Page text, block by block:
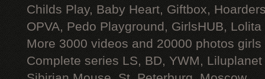
Childs Play, Baby Heart, Giftbox,
OPVA, Pedo Playground, GirlsHUB, Lolita
More 3000 videos and 20000 photos
Complete series LS, BD, YWM, Liluplanet